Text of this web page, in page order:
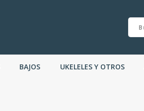
BAJOS UKELELES Y OTROS